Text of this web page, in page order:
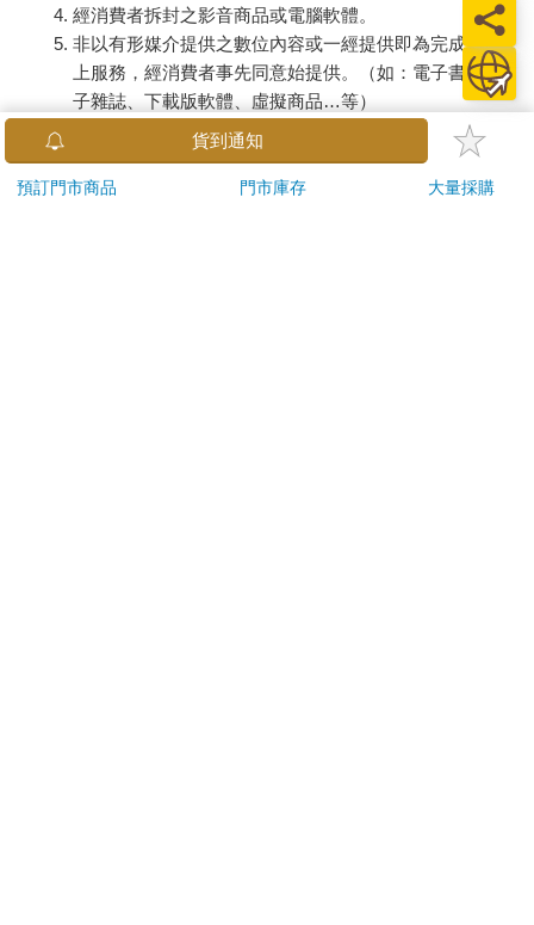
經消費者拆封之影音商品或電腦軟體。
非以有形媒介提供之數位內容或一經提供即為完成之線
上服務，經消費者事先同意始提供。（如：電子書、電
子雜誌、下載版軟體、虛擬商品…等）
已拆封之個人衛生用品。（如：內衣褲、刮鬍刀、除毛
若非上列種類商品，均享有到貨7天的猶豫期（含例假
貨到通知
預訂門市商品 門市庫存 大量採購